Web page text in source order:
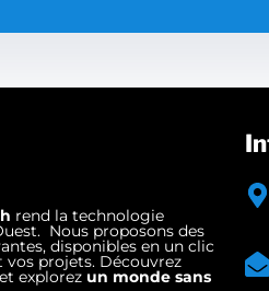
rend la technologie
Nous proposons des
disponibles en un clic
vos projets. Découvrez
explorez un monde sans